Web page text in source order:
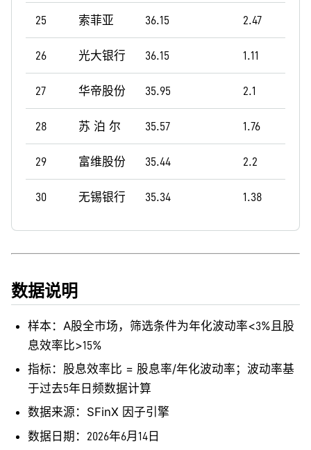
25 索菲亚 36.15 2.47
26 光大银行 36.15 1.11
27 华帝股份 35.95 2.1
28 苏 泊 尔 35.57 1.76
29 富维股份 35.44 2.2
30 无锡银行 35.34 1.38
数据说明
样本：A股全市场，筛选条件为年化波动率<3%且股
息效率比>15%
指标：股息效率比 = 股息率/年化波动率；波动率基
于过去5年日频数据计算
数据来源：SFinX 因子引擎
数据日期：2026年6月14日